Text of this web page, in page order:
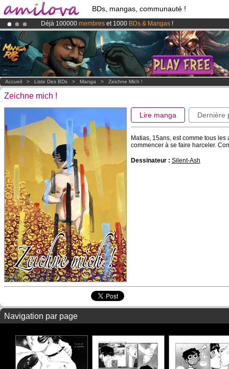
BDs, mangas, communauté !
Déjà 100000 membres et 1000 BDs & Mangas !
LeKickstarter Amilova est désormais lancé!.
Abonnement premium: à partir de
3.95 eurospar mois !Clique ici
Accueil > Liste Des BDs > Manga > Zeichne Mich !
Zeichne mich !
Lire manga Dernière
Matias, 15ans, est comme tous
commencer à se faire harceler.
Dessinateur : Silent-Ash
Navigation par page